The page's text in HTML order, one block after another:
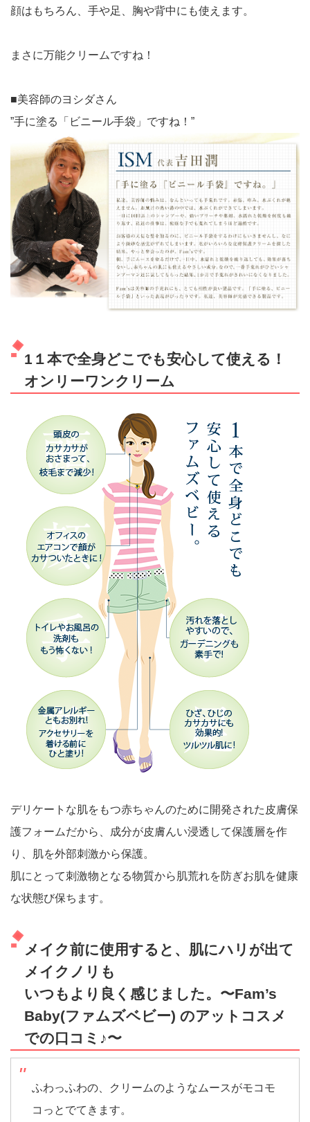
顔はもちろん、手や足、胸や背中にも使えます。
まさに万能クリームですね！
■美容師のヨシダさん
”手に塗る「ビニール手袋」ですね！”
1１本で全身どこでも安心して使える！
オンリーワンクリーム
デリケートな肌をもつ赤ちゃんのために開発された皮膚保
護フォームだから、成分が皮膚んい浸透して保護層を作
り、肌を外部刺激から保護。
肌にとって刺激物となる物質から肌荒れを防ぎお肌を健康
な状態び保ちます。
メイク前に使用すると、肌にハリが出て
メイクノリも
いつもより良く感じました。〜Fam’s
Baby(ファムズベビー) のアットコスメ
での口コミ♪〜
ふわっふわの、クリームのようなムースがモコモ
コっとでてきます。